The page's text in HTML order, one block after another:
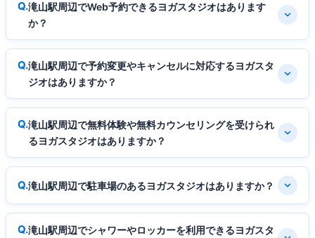
滝山駅周辺でWeb予約できるヨガスタジオはあります
か？
滝山駅周辺で予約変更やキャンセルに対応するヨガスタ
ジオはありますか？
滝山駅周辺で無料体験や無料カウンセリングを受けられ
るヨガスタジオはありますか？
滝山駅周辺で駐車場のあるヨガスタジオはありますか？
滝山駅周辺でシャワーやロッカーを利用できるヨガスタ